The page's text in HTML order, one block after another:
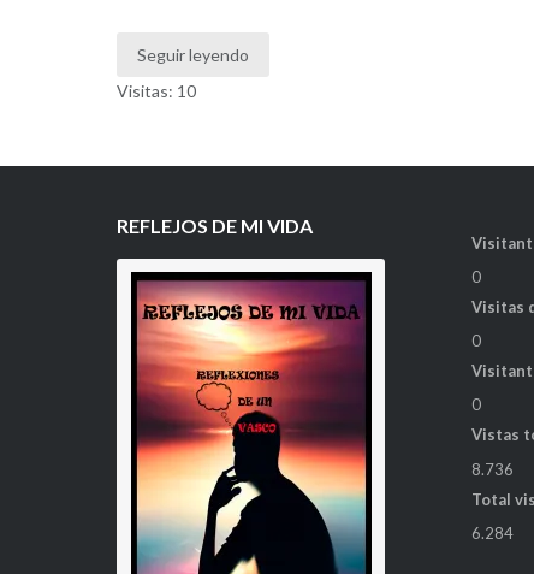
Seguir leyendo
Visitas: 10
REFLEJOS DE MI VIDA
0
Visitas
0
0
Vistas
8.736
Total
6.284